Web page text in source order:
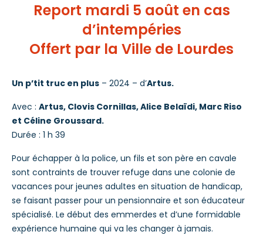
Report mardi 5 août en cas
d’intempéries
Offert par la Ville de Lourdes
Un p’tit truc en plus – 2024 – d’Artus.
Avec : Artus, Clovis Cornillas, Alice Belaïdi, Marc Riso
et Céline Groussard.
Durée : 1 h 39
Pour échapper à la police, un fils et son père en cavale
sont contraints de trouver refuge dans une colonie de
vacances pour jeunes adultes en situation de handicap,
se faisant passer pour un pensionnaire et son éducateur
spécialisé. Le début des emmerdes et d’une formidable
expérience humaine qui va les changer à jamais.